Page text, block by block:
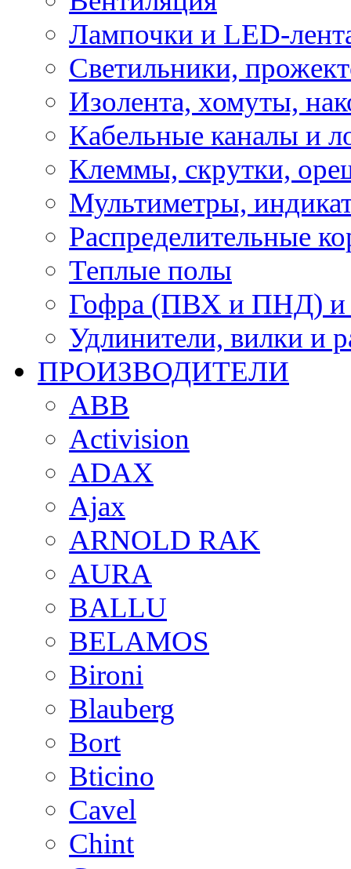
Лампочки и LED-
Светильники,
Изолента, хомуты,
Кабельные каналы и
Клеммы, скрутки,
Мультиметры,
Распределительные
Теплые полы
Гофра (ПВХ и ПНД) и
Удлинители, вилки и
ПРОИЗВОДИТЕЛИ
ABB
Activision
ADAX
Ajax
ARNOLD RAK
AURA
BALLU
BELAMOS
Bironi
Blauberg
Bort
Bticino
Cavel
Chint